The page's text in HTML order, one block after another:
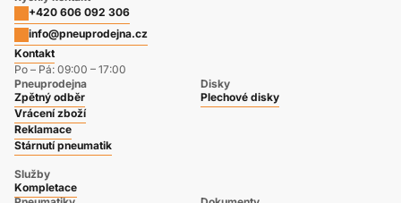
+420 606 092 306
info@pneuprodejna.cz
Kontakt
Po – Pá: 09:00 – 17:00
Pneuprodejna
Zpětný odběr
Vrácení zboží
Reklamace
Stárnutí pneumatik
Služby
Kompletace
Disky
Plechové disky